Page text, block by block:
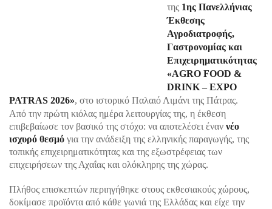
της 1ης Πανελλήνιας
Έκθεσης
Αγροδιατροφής,
Γαστρονομίας και
Επιχειρηματικότητας
«AGRO FOOD &
DRINK – EXPO
PATRAS 2026», στο ιστορικό Παλαιό Λιμάνι της Πάτρας.
Από την πρώτη κιόλας ημέρα λειτουργίας της, η έκθεση
επιβεβαίωσε τον βασικό της στόχο: να αποτελέσει έναν νέο
ισχυρό θεσμό για την ανάδειξη της ελληνικής παραγωγής, της
τοπικής επιχειρηματικότητας και της εξωστρέφειας των
επιχειρήσεων της Αχαΐας και ολόκληρης της χώρας.
Πλήθος επισκεπτών περιηγήθηκε στους εκθεσιακούς χώρους,
δοκίμασε προϊόντα από κάθε γωνιά της Ελλάδας και είχε την